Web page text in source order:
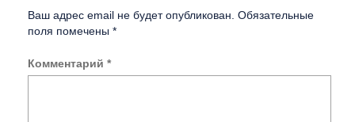
Ваш адрес email не будет опубликован. Обязательные
поля помечены *
Комментарий *